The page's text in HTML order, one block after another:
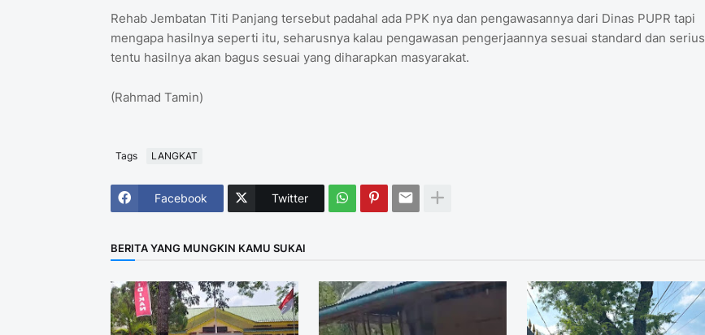
Rehab Jembatan Titi Panjang tersebut padahal ada PPK nya dan pengawasannya dari Dinas PUPR tapi
mengapa hasilnya seperti itu, seharusnya kalau pengawasan pengerjaannya sesuai standard dan serius
tentu hasilnya akan bagus sesuai yang diharapkan masyarakat.
(Rahmad Tamin)
Tags LANGKAT
Facebook Twitter
BERITA YANG MUNGKIN KAMU SUKAI